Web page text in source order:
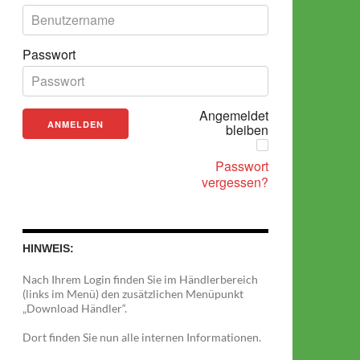
Passwort
Angemeldet
bleiben
Passwort
vergessen?
HINWEIS:
Nach Ihrem Login finden Sie im Händlerbereich
(links im Menü) den zusätzlichen Menüpunkt
„Download Händler“.
Dort finden Sie nun alle internen Informationen.